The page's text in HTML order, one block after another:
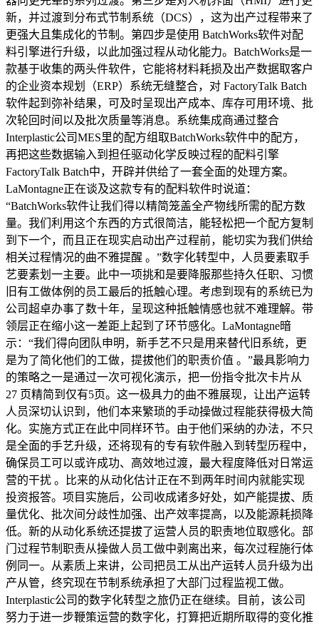
新，并过渡到分布式节制系统（DCS），这为出产过程带来了
更强大且集成化的节制。第四步是使用 BatchWorks软件对配
料引擎进行升级，以此加强过程从动化能力。BatchWorks是一
款基于收集的两头件软件，它能将材料耗损及出产数据取客户
的企业资本规划（ERP）系统无缝整合，对 FactoryTalk Batch
软件起到弥补结果，可及时呈现出产成本、库存可用环境、批
次轮回时间以及批次质量等消息。系统集成商通过整合
Interplastic公司MES里的配方组取BatchWorks软件中的配方，
再把这些数据输入到担任驱动化学反映过程的配料引擎
FactoryTalk Batch中，开辟并供给了一套全面的处理方案。
LaMontagne正在谈及这款专有的配料软件时说道：
“BatchWorks软件让我们得以精简笼盖全产物线所需的配方数
量。我们利用这个东西的方式很简洁，能轻松把一个配方复制
到下一个，而且正在现实启动出产过程前，能切实为我们供给
相关过程情况的曲不雅提醒 。”数字化转型中，人员要素取手
艺要素划一主要。此中一项挑和是要降服那些持久任职、习惯
旧有工做体例的员工最后的抵触心理。考虑到现有的系统已为
公司超卓办事了数十年，呈现这种抵触情感也就不难理解。带
领层正在缩小这一差距上起到了环节感化。LaMontagne暗
示：“我们得向团队申明，新手艺不只是用来替代旧系统，更
是为了简化他们的工做，提拔他们的职责价值 。”最具影响力
的策略之一是通过一次可视化演示，把一份指令批次卡片从
27 页精简到仅有5页。这一极具力的曲不雅展现，让出产运转
人员深切认识到，他们本来繁琐的手动操做过程能获得极大简
化。实施方式正在此中同样环节。由于他们采纳的办法，不只
是全面的手艺升级，还将现有的专有软件融入到转型历程中，
确保员工可以或许成功、高效地过渡，最大程度降低对日常运
营的干扰 。比来的从动化估计正在不到两年时间内就能实现
投资报答。项目实施后，公司收成诸多好处，如产能提拔、质
量优化、批次间分歧性加强、出产效率提高，以及能源耗损降
低。新的从动化系统还提拔了运营人员的职责地位取感化。部
门过程节制职责从操做人员工做中剥离出来，每次过程施行体
例同一。从素质上来讲，公司把员工从出产运转人员升级为出
产从管，终究现在节制系统承担了大部门过程监视工做。
Interplastic公司的数字化转型之旅仍正在继续。目前，该公司
努力于进一步鞭策运营的数字化，打算把近期所取得的变化推